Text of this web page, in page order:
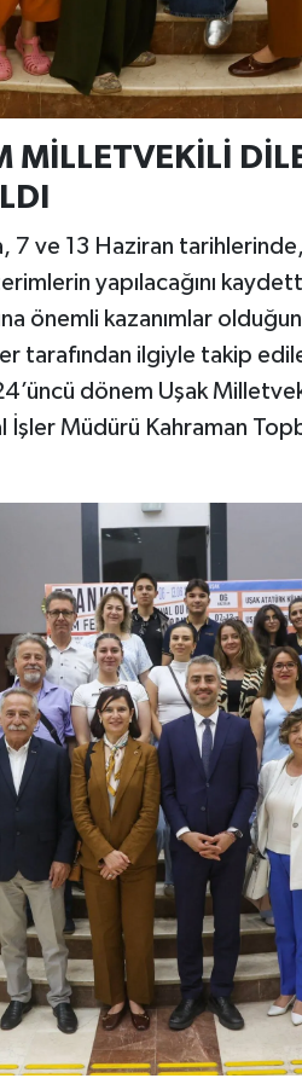
7 ve 13 Haziran
yapılacağını
önemli kazanımlar
tarafından ilgiyle takip
24’üncü dönem Uşak
Müdürü Kahraman